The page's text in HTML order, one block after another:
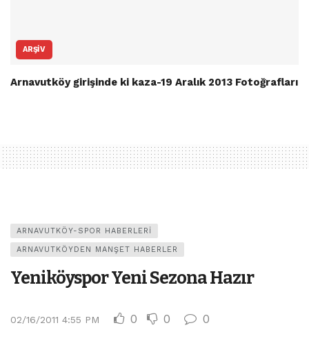
ARŞIV
Arnavutköy girişinde ki kaza-19 Aralık 2013 Fotoğrafları
ARNAVUTKÖY-SPOR HABERLERI
ARNAVUTKÖYDEN MANŞET HABERLER
Yeniköyspor Yeni Sezona Hazır
02/16/2011 4:55 PM 0 0 0